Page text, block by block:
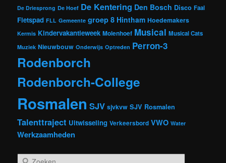
De Driesprong De Hoef De Kentering Den Bosch Disco Faal
Fietspad FLL Gemeente groep 8 Hintham Hoedemakers
Kermis Kindervakantieweek Molenhoef Musical Musical Cats
Muziek Nieuwbouw Onderwijs Optreden Perron-3
Rodenborch
Rodenborch-College
Rosmalen SJV sjvkvw SJV Rosmalen
Talenttraject Uitwisseling Verkeersbord VWO Water
Werkzaamheden